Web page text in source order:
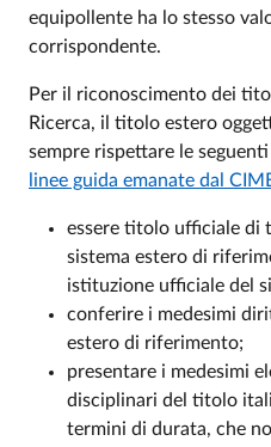
equipollente ha lo stesso
corrispondente.
Per il riconoscimento dei
Ricerca, il titolo estero
sempre rispettare le
linee guida emanate dal
essere titolo ufficiale di
sistema estero di
istituzione ufficiale del
conferire i medesimi
estero di riferimento;
presentare i medesimi
disciplinari del titolo
termini di durata, che